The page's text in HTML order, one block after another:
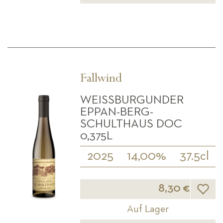
Fallwind
WEISSBURGUNDER E
PPAN-BERG-S
CHULTHAUS DOC 0
,375L
2025 14,00% 37.5cl
8,30 €
Auf Lager